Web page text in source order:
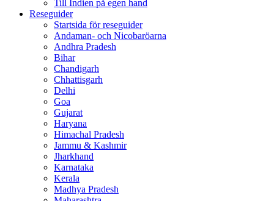
Till Indien på egen hand
Reseguider
Startsida för reseguider
Andaman- och Nicobaröarna
Andhra Pradesh
Bihar
Chandigarh
Chhattisgarh
Delhi
Goa
Gujarat
Haryana
Himachal Pradesh
Jammu & Kashmir
Jharkhand
Karnataka
Kerala
Madhya Pradesh